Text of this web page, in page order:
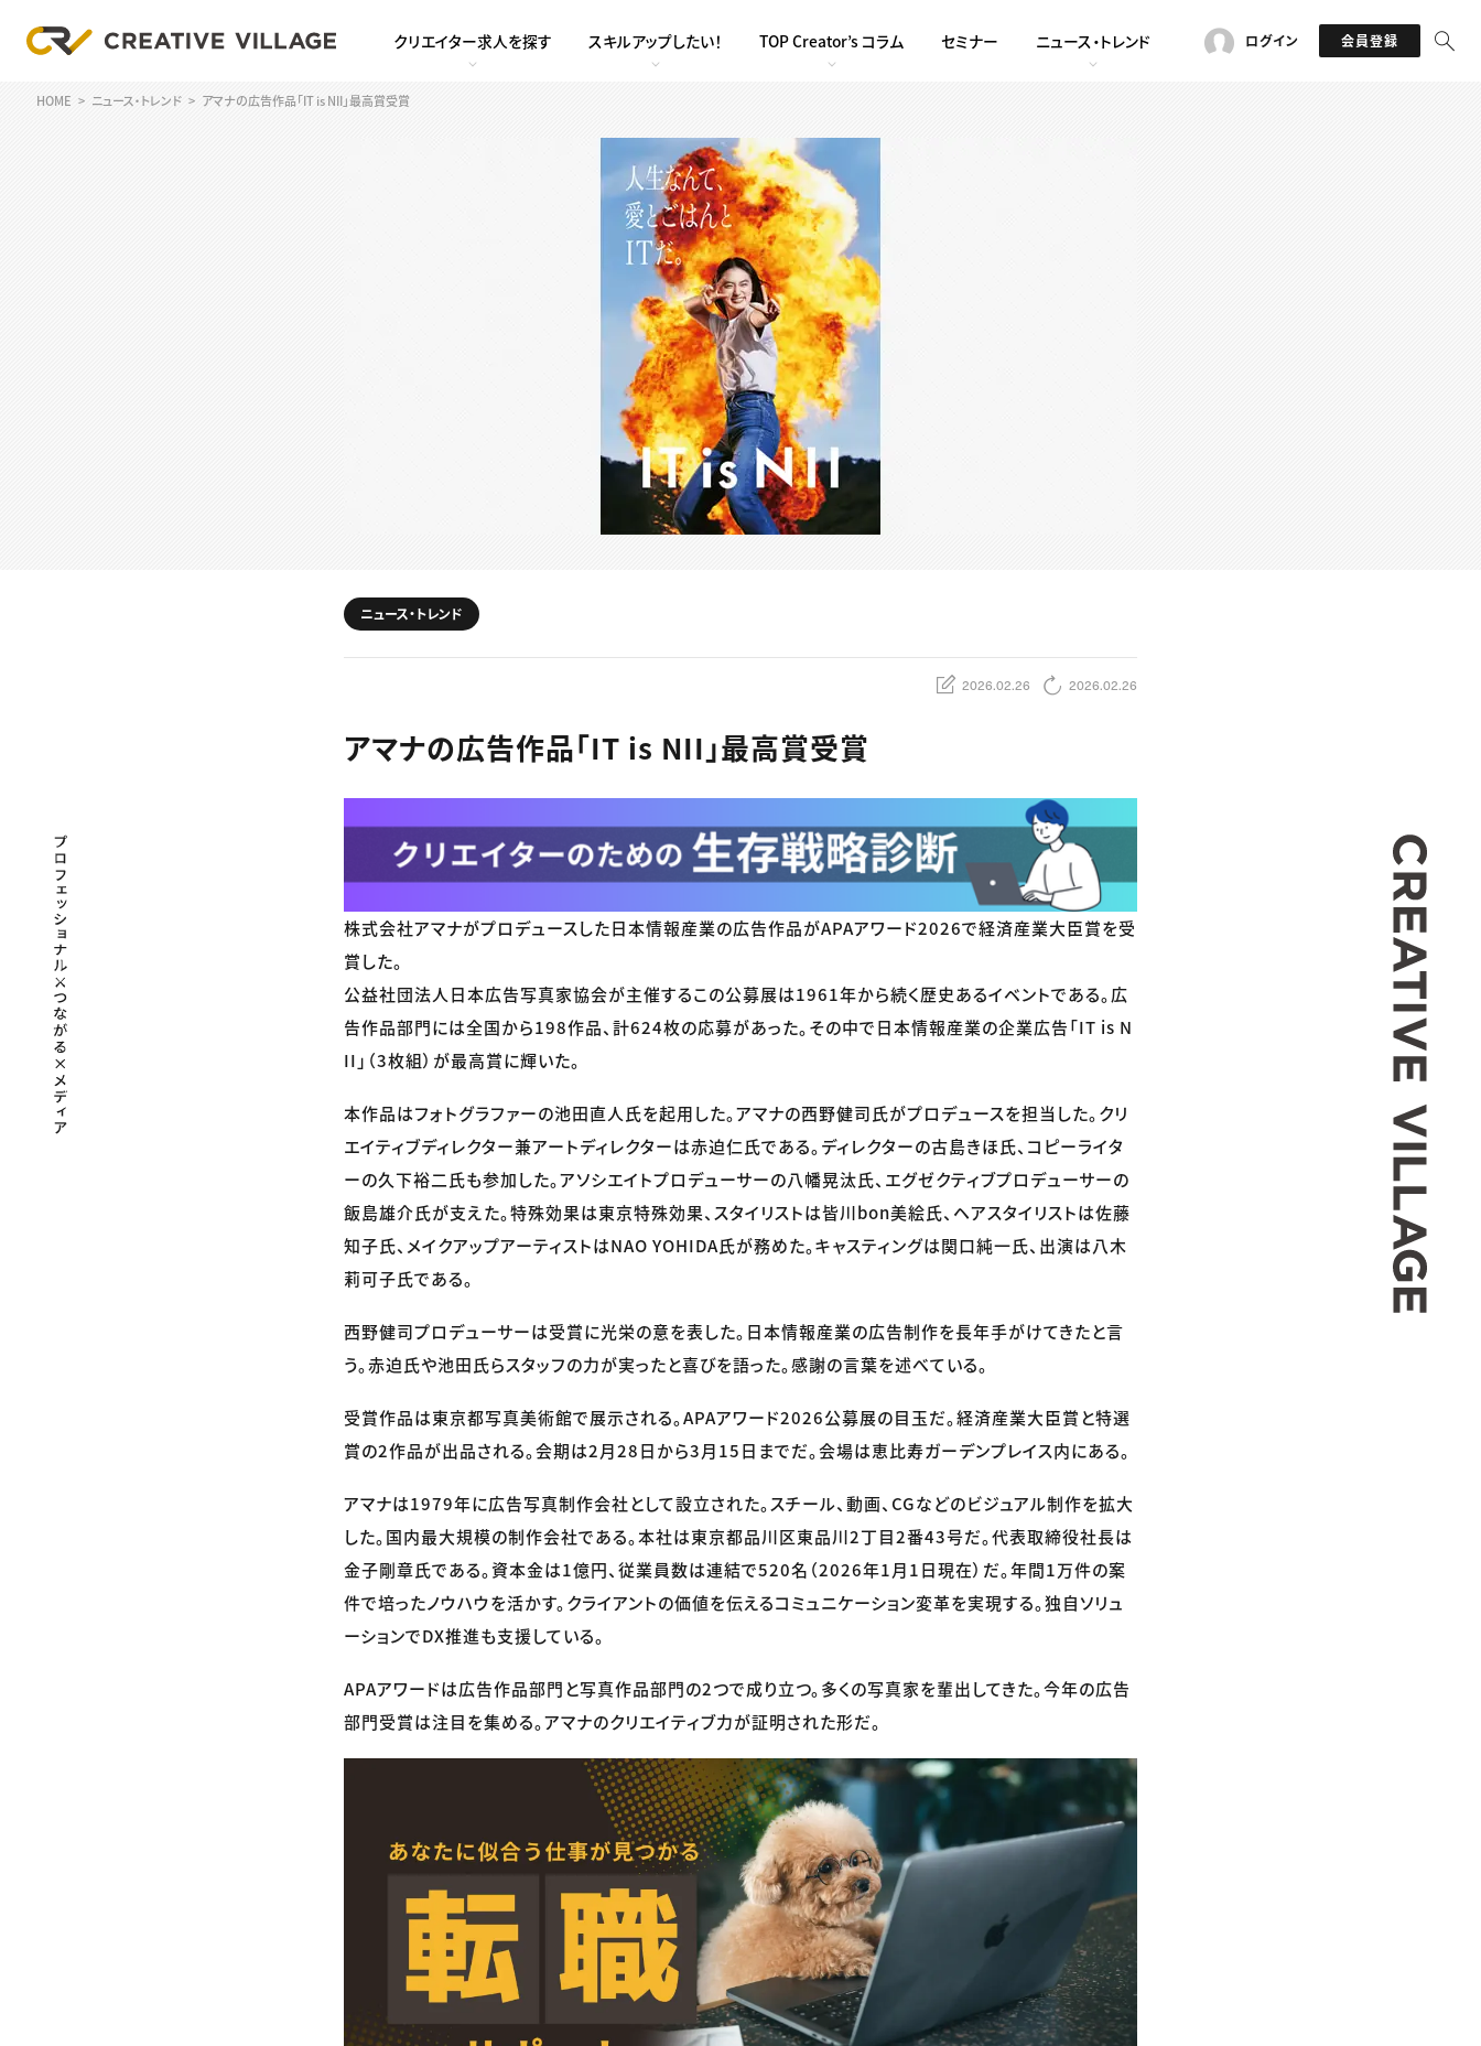
クリエイター求人を探す スキルアップしたい！ TOP Creator’s コラム セミナー ニュース・トレンド ログイン 会員登録
HOME ニュース・トレンド アマナの広告作品「IT is NII」最高賞受賞
ニュース・トレンド
2026.02.26 2026.02.26
アマナの広告作品「IT is NII」最高賞受賞
株式会社アマナがプロデュースした日本情報産業の広告作品がAPAアワード2026で経済産業大臣賞を受
賞した。
公益社団法人日本広告写真家協会が主催するこの公募展は1961年から続く歴史あるイベントである。広
告作品部門には全国から198作品、計624枚の応募があった。その中で日本情報産業の企業広告「IT is N
II」（3枚組）が最高賞に輝いた。
本作品はフォトグラファーの池田直人氏を起用した。アマナの西野健司氏がプロデュースを担当した。クリ
エイティブディレクター兼アートディレクターは赤迫仁氏である。ディレクターの古島きほ氏、コピーライタ
ーの久下裕二氏も参加した。アソシエイトプロデューサーの八幡晃汰氏、エグゼクティブプロデューサーの
飯島雄介氏が支えた。特殊効果は東京特殊効果、スタイリストは皆川bon美絵氏、ヘアスタイリストは佐藤
知子氏、メイクアップアーティストはNAO YOHIDA氏が務めた。キャスティングは関口純一氏、出演は八木
莉可子氏である。
西野健司プロデューサーは受賞に光栄の意を表した。日本情報産業の広告制作を長年手がけてきたと言
う。赤迫氏や池田氏らスタッフの力が実ったと喜びを語った。感謝の言葉を述べている。
受賞作品は東京都写真美術館で展示される。APAアワード2026公募展の目玉だ。経済産業大臣賞と特選
賞の2作品が出品される。会期は2月28日から3月15日までだ。会場は恵比寿ガーデンプレイス内にある。
アマナは1979年に広告写真制作会社として設立された。スチール、動画、CGなどのビジュアル制作を拡大
した。国内最大規模の制作会社である。本社は東京都品川区東品川2丁目2番43号だ。代表取締役社長は
金子剛章氏である。資本金は1億円、従業員数は連結で520名（2026年1月1日現在）だ。年間1万件の案
件で培ったノウハウを活かす。クライアントの価値を伝えるコミュニケーション変革を実現する。独自ソリュ
ーションでDX推進も支援している。
APAアワードは広告作品部門と写真作品部門の2つで成り立つ。多くの写真家を輩出してきた。今年の広告
部門受賞は注目を集める。アマナのクリエイティブ力が証明された形だ。